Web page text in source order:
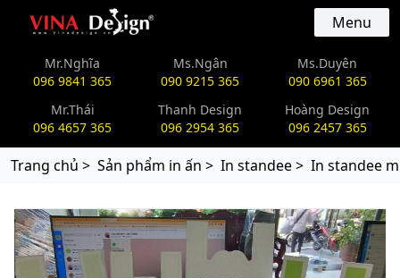
vinadesign.vn Menu
Mr.Nghĩa
096 9841 365
Ms.Ngân
090 9215 365
Ms.Duyên
090 6961 365
Mr.Thái
096 4657 365
Thanh Design
096 2954 365
Hoàng Design
096 2457 365
Trang chủ > Sản phẩm in ấn > In standee > In standee